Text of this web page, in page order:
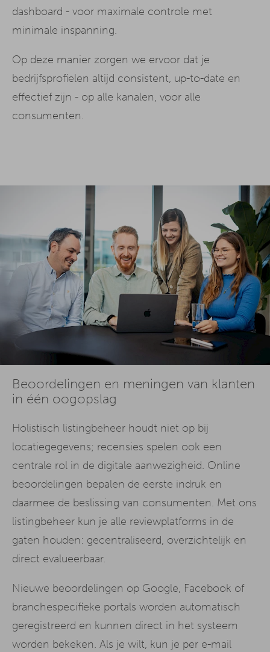
dashboard - voor maximale controle met
minimale inspanning.
Op deze manier zorgen we ervoor dat je
bedrijfsprofielen altijd consistent, up-to-date en
effectief zijn - op alle kanalen, voor alle
consumenten.
Beoordelingen en meningen van klanten
in één oogopslag
Holistisch listingbeheer houdt niet op bij
locatiegegevens; recensies spelen ook een
centrale rol in de digitale aanwezigheid. Online
beoordelingen bepalen de eerste indruk en
daarmee de beslissing van consumenten. Met ons
listingbeheer kun je alle reviewplatforms in de
gaten houden: gecentraliseerd, overzichtelijk en
direct evalueerbaar.
Nieuwe beoordelingen op Google, Facebook of
branchespecifieke portals worden automatisch
geregistreerd en kunnen direct in het systeem
worden bekeken. Als je wilt, kun je per e-mail